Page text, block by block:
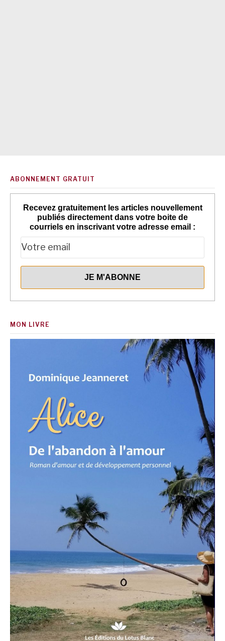
ABONNEMENT GRATUIT
Recevez gratuitement les articles nouvellement
publiés directement dans votre boite de
courriels en inscrivant votre adresse email :
MON LIVRE